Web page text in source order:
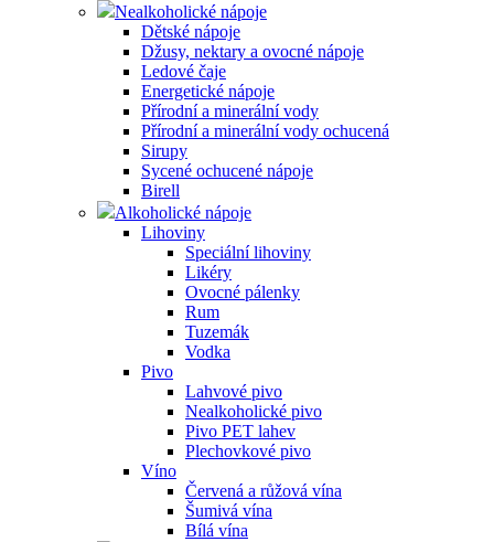
Nealkoholické nápoje
Dětské nápoje
Džusy, nektary a ovocné nápoje
Ledové čaje
Energetické nápoje
Přírodní a minerální vody
Přírodní a minerální vody ochucená
Sirupy
Sycené ochucené nápoje
Birell
Alkoholické nápoje
Lihoviny
Speciální lihoviny
Likéry
Ovocné pálenky
Rum
Tuzemák
Vodka
Pivo
Lahvové pivo
Nealkoholické pivo
Pivo PET lahev
Plechovkové pivo
Víno
Červená a růžová vína
Šumivá vína
Bílá vína